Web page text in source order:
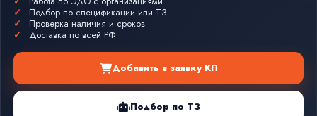
Подбор по спецификации или ТЗ
Проверка наличия и сроков
Доставка по всей РФ
Добавить в заявку КП
Подбор по ТЗ